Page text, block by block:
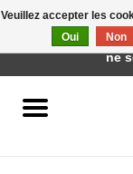
Veuillez accepter les
Oui
Non
Cette boutique est
ne